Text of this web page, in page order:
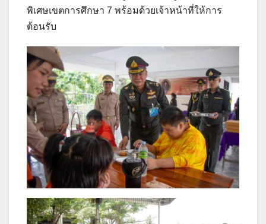
พิเศษเขตการศึกษา 7 พร้อมด้วยเจ้าหน้าที่ให้การ
ต้อนรับ